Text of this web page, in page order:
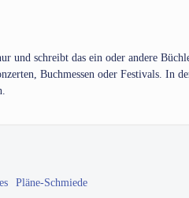
und schreibt das ein oder andere
Buchmessen oder Festivals. In
Pläne-Schmiede